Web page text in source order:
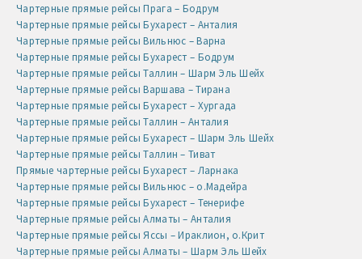
Чартерные прямые рейсы Прага – Бодрум
Чартерные прямые рейсы Бухарест – Анталия
Чартерные прямые рейсы Вильнюс – Варна
Чартерные прямые рейсы Бухарест – Бодрум
Чартерные прямые рейсы Таллин – Шарм Эль Шейх
Чартерные прямые рейсы Варшава – Тирана
Чартерные прямые рейсы Бухарест – Хургада
Чартерные прямые рейсы Таллин – Анталия
Чартерные прямые рейсы Бухарест – Шарм Эль Шейх
Чартерные прямые рейсы Таллин – Тиват
Прямые чартерные рейсы Бухарест – Ларнака
Чартерные прямые рейсы Вильнюс – о.Мадейра
Чартерные прямые рейсы Бухарест – Тенерифе
Чартерные прямые рейсы Алматы – Анталия
Чартерные прямые рейсы Яссы – Ираклион, о.Крит
Чартерные прямые рейсы Алматы – Шарм Эль Шейх